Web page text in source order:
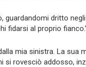
guardandomi dritto
fidarsi al proprio
mia sinistra. La sua
si rovesciò addosso,